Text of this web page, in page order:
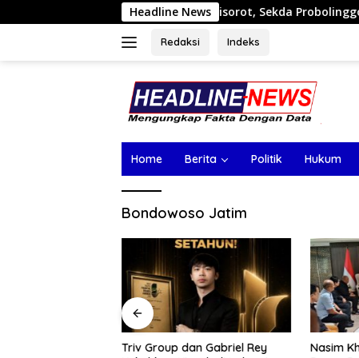
ke
Headline News
Titik Tambang Disorot, Sekda Probolinggo Tantang APH
Redaksi Indeks
Home Berita Politik Hukum
Bondowoso Jatim
Triv Group dan Gabriel Rey
Nasim